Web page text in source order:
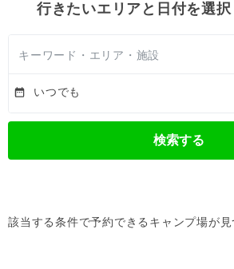
行きたいエリアと日付を選
キーワード・エリア・施設
いつでも
検索する
該当する条件で予約できるキャンプ場が見